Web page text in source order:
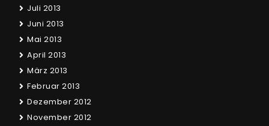
Juli 2013
Juni 2013
Mai 2013
April 2013
März 2013
Februar 2013
Dezember 2012
November 2012